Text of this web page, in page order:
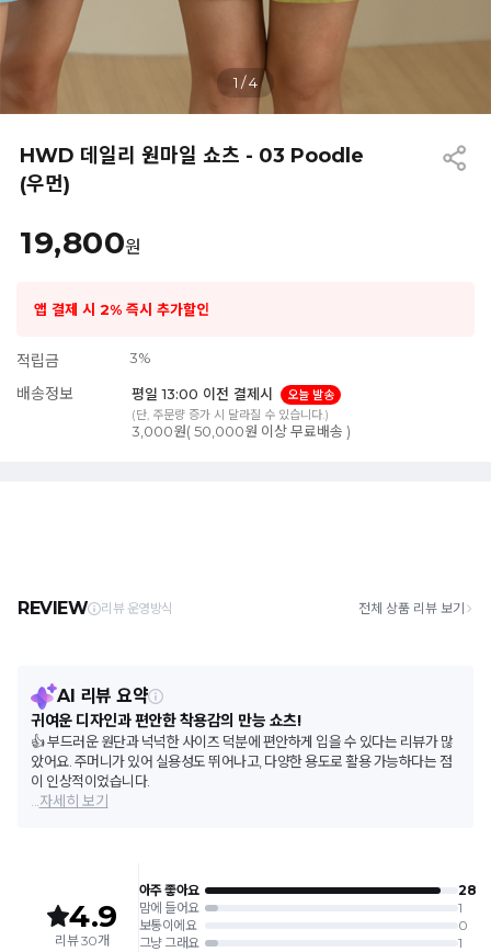
1 /4
HWD 데일리 원마일 쇼츠 - 03 Poodle
(우먼)
19,800원
앱 결제 시 2% 즉시 추가할인
적립금 3%
배송정보 평일 13:00 이전 결제시
오늘 발송
(단, 주문량 증가 시 달라질 수 있습니다.)
3,000원( 50,000원 이상 무료배송 )